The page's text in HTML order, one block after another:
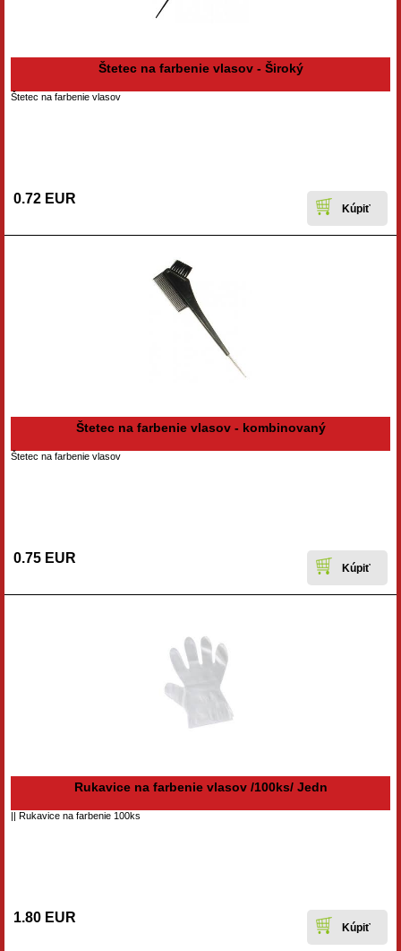
Štetec na farbenie vlasov - Široký
Štetec na farbenie vlasov
0.72 EUR
Štetec na farbenie vlasov - kombinovaný
Štetec na farbenie vlasov
0.75 EUR
Rukavice na farbenie vlasov /100ks/ Jedn
|| Rukavice na farbenie 100ks
1.80 EUR